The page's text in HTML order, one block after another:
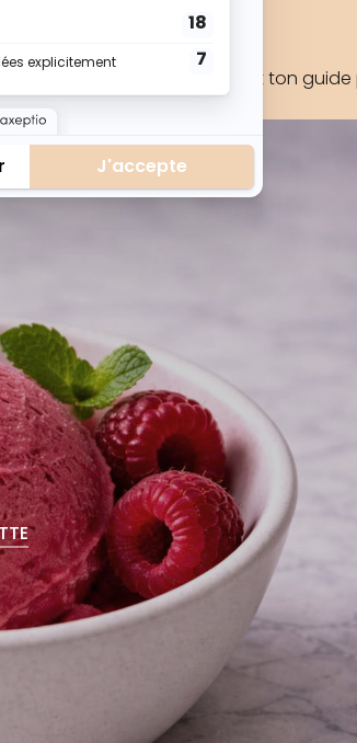
JUSTE ICI !
réussir à coup sûr ! C’est ton
de toi.